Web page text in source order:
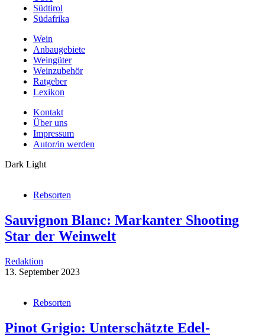
Südtirol
Südafrika
Wein
Anbaugebiete
Weingüter
Weinzubehör
Ratgeber
Lexikon
Kontakt
Über uns
Impressum
Autor/in werden
Dark Light
Rebsorten
Sauvignon Blanc: Markanter Shooting
Star der Weinwelt
Redaktion
13. September 2023
Rebsorten
Pinot Grigio: Unterschätzte Edel-